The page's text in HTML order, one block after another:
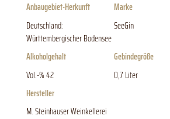
Anbaugebiet-Herkunft
Deutschland:
Württembergischer Bodensee
Marke
SeeGin
Alkoholgehalt
Vol.-% 42
Gebindegröße
0,7 Liter
Hersteller
M. Steinhauser Weinkellerei